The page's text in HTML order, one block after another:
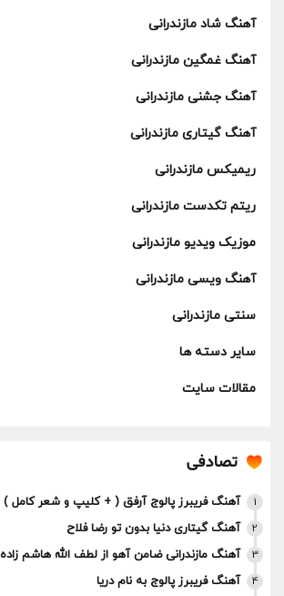
آهنگ شاد مازندرانی
آهنگ غمگین مازندرانی
آهنگ جشنی مازندرانی
آهنگ گیتاری مازندرانی
ریمیکس مازندرانی
ریتم تکدست مازندرانی
موزیک ویدیو مازندرانی
آهنگ ویسی مازندرانی
سنتی مازندرانی
سایر دسته ها
مقالات سایت
تصادفی
1 آهنگ فریبرز پالوج آرفق ( + کلیپ و شعر کامل )
2 آهنگ گیتاری دنیا بدون تو رضا فلاح
3 آهنگ مازندرانی ضامن آهو از لطف الله هاشم زاده
4 آهنگ فریبرز پالوج به نام دریا